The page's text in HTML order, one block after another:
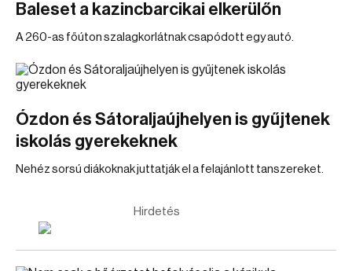
Baleset a kazincbarcikai elkerülőn
A 260-as főúton szalagkorlátnak csapódott egy autó.
Ózdon és Sátoraljaújhelyen is gyűjtenek
iskolás gyerekeknek
Nehéz sorsú diákoknak juttatják el a felajánlott tanszereket.
Hirdetés